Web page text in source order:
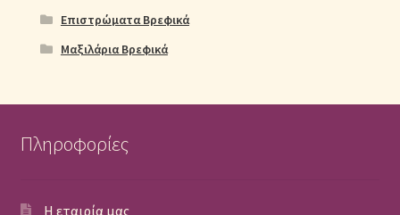
Επιστρώματα Βρεφικά
Μαξιλάρια Βρεφικά
Πληροφορίες
Η εταιρία μας